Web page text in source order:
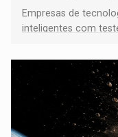
Empresas de
inteligentes com